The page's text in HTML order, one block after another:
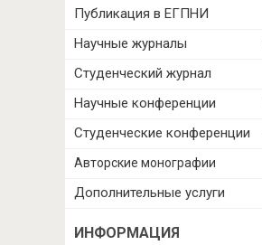
Публикация в ЕГПНИ
Научные журналы
Студенческий журнал
Научные конференции
Студенческие конференции
Авторские монографии
Дополнительные услуги
ИНФОРМАЦИЯ